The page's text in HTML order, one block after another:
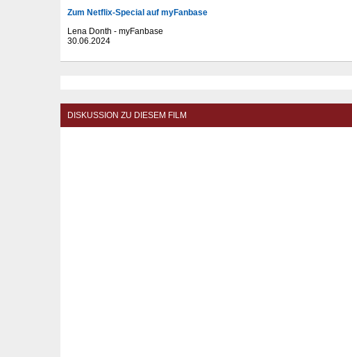
Zum Netflix-Special auf myFanbase
Lena Donth - myFanbase
30.06.2024
DISKUSSION ZU DIESEM FILM